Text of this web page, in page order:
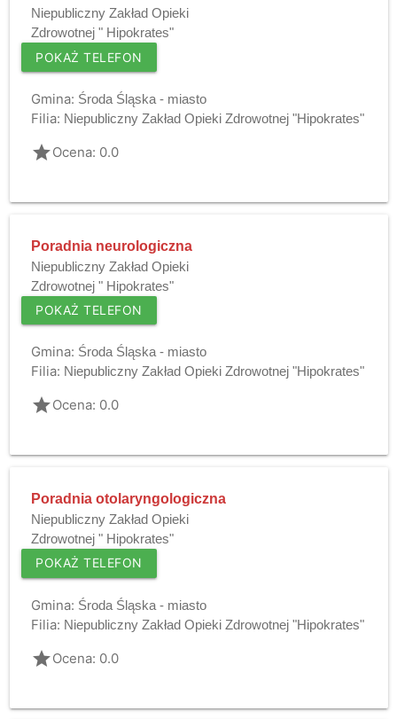
Niepubliczny Zakład Opieki
Zdrowotnej " Hipokrates"
POKAŻ TELEFON
Gmina: Środa Śląska - miasto
Filia: Niepubliczny Zakład Opieki Zdrowotnej "Hipokrates"
gradeOcena: 0.0
Poradnia neurologiczna
Niepubliczny Zakład Opieki
Zdrowotnej " Hipokrates"
POKAŻ TELEFON
Gmina: Środa Śląska - miasto
Filia: Niepubliczny Zakład Opieki Zdrowotnej "Hipokrates"
gradeOcena: 0.0
Poradnia otolaryngologiczna
Niepubliczny Zakład Opieki
Zdrowotnej " Hipokrates"
POKAŻ TELEFON
Gmina: Środa Śląska - miasto
Filia: Niepubliczny Zakład Opieki Zdrowotnej "Hipokrates"
gradeOcena: 0.0